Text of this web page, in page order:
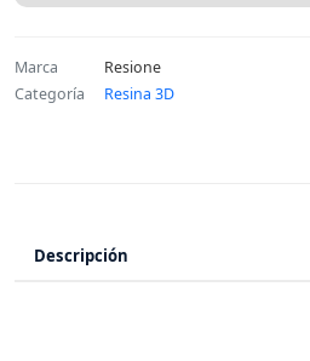
Marca
Resione
Categoría
Resina 3D
Descripción